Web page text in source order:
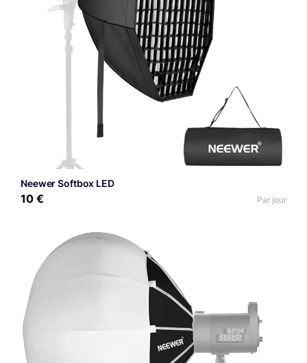
Neewer Softbox LED
10 € Par jour